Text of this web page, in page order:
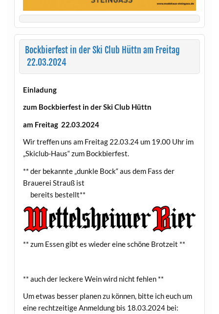
Bockbierfest in der Ski Club Hüttn am Freitag
22.03.2024
Einladung
zum Bockbierfest in der Ski Club Hüttn
am Freitag 22.03.2024
Wir treffen uns am Freitag 22.03.24 um 19.00 Uhr im
„Skiclub-Haus“ zum Bockbierfest.
** der bekannte „dunkle Bock“ aus dem Fass der
Brauerei Strauß ist
bereits bestellt**
** zum Essen gibt es wieder eine schöne Brotzeit **
** auch der leckere Wein wird nicht fehlen **
Um etwas besser planen zu können, bitte ich euch um
eine rechtzeitige Anmeldung bis 18.03.2024 bei: